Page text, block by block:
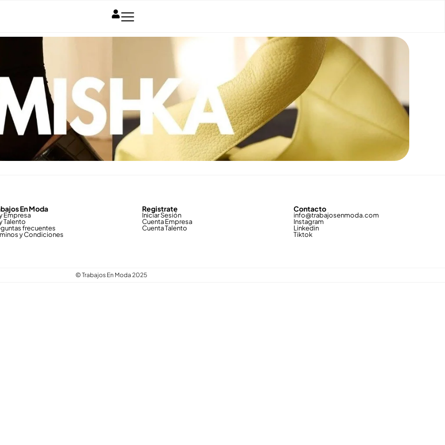
En Moda
Empresa
Talento
frecuentes
y Condiciones
Registrate
Iniciar Sesión
Cuenta Empresa
Cuenta Talento
Contacto
info@trabajosenmoda.com
Instagram
Linkedin
Tiktok
© Trabajos En Moda 2025